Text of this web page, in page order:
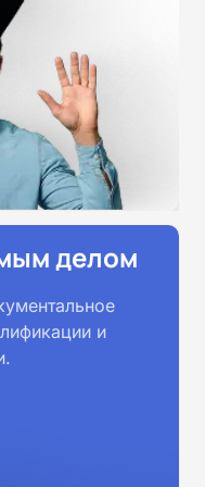
делом
и